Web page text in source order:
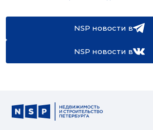
NSP новости в
NSP новости в